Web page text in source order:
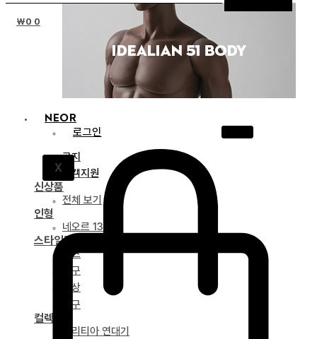
NEOR
로그인
X
공지
고객지원
신상품
전체 보기
인형
네오르 13
스타일링
파츠
안구
의상
도구
컬렉션
드리티아 연대기
₩0 0